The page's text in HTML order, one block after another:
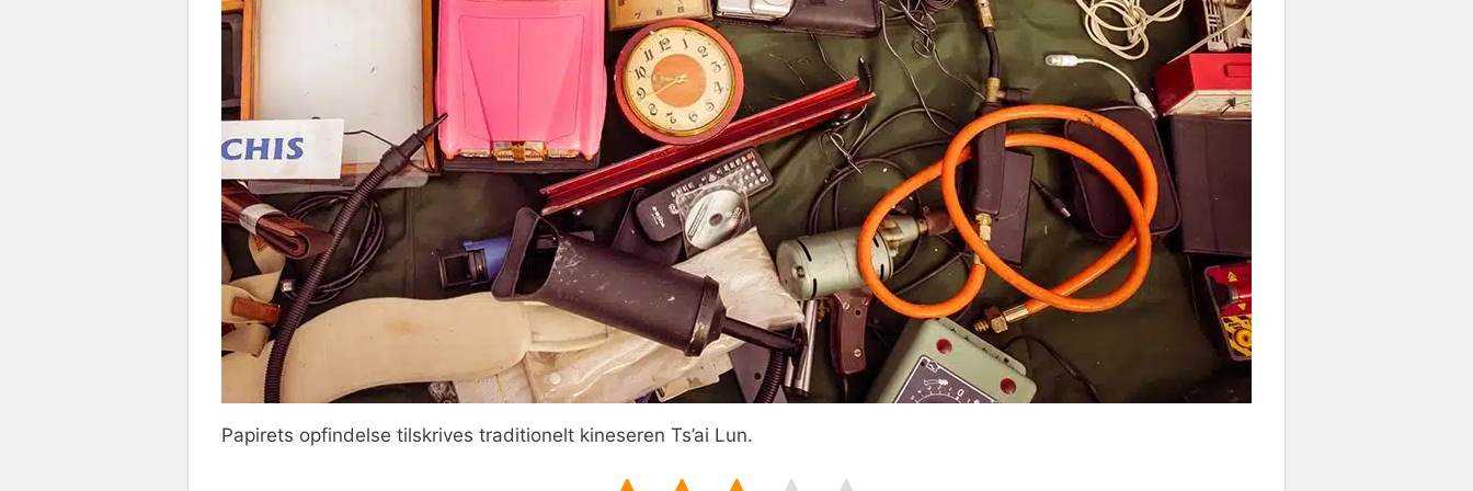
Papirets opfindelse tilskrives traditionelt kineseren Ts’ai Lun.